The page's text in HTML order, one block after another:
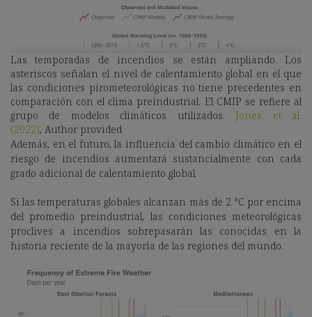
Las temporadas de incendios se están ampliando. Los
asteriscos señalan el nivel de calentamiento global en el que
las condiciones pirometeorológicas no tiene precedentes en
comparación con el clima preindustrial. El CMIP se refiere al
grupo de modelos climáticos utilizados.
Jones et al.
(2022), Author provided
Además, en el futuro, la influencia del cambio climático en el
riesgo de incendios aumentará sustancialmente con cada
grado adicional de calentamiento global.
Si las temperaturas globales alcanzan más de 2 °C por encima
del promedio preindustrial, las condiciones meteorológicas
proclives a incendios sobrepasarán las conocidas en la
historia reciente de la mayoría de las regiones del mundo.